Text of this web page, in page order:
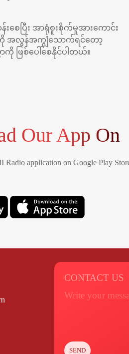
ေပြီး အာရုံစူးစိုက်မှုအားကောင်း
အလွန်အကျွံသောက်ရင်တော့
ာကို ဖြစ်ပေါ်စေနိုင်ပါတယ်။
Our App On
Radio application on Google Play
CONTACT US